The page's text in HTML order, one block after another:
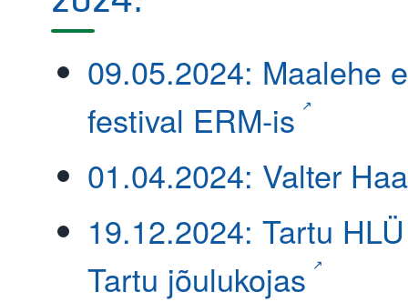
09.05.2024: Maalehe
festival ERM-is
01.04.2024: Valter
19.12.2024: Tartu
Tartu jõulukojas